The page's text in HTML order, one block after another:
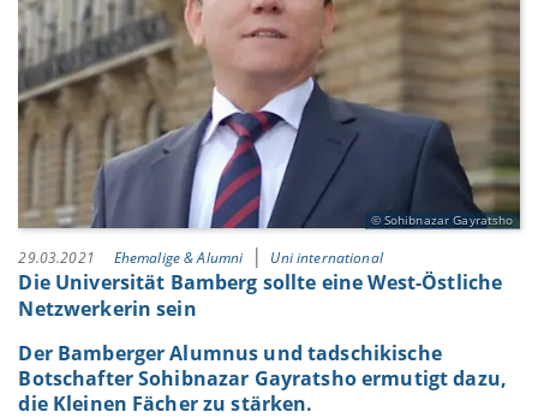
Sohibnazar Gayratsho
29.03.2021 Ehemalige & Alumni Uni international
Die Universität Bamberg sollte eine West-Östliche
Netzwerkerin sein
Der Bamberger Alumnus und tadschikische
Botschafter Sohibnazar Gayratsho ermutigt dazu,
die Kleinen Fächer zu stärken.